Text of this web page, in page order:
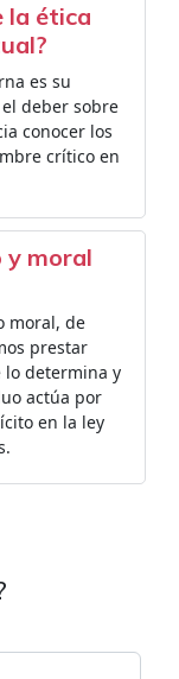
la ética
es su
deber sobre
conocer los
crítico en
y moral
moral, de
prestar
lo determina y
actúa por
en la ley